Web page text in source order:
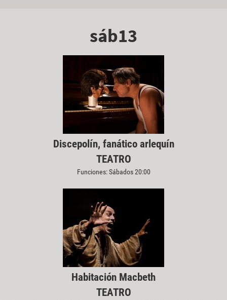
sáb13
Discepolín, fanático arlequín
TEATRO
Funciones: Sábados 20:00
Habitación Macbeth
TEATRO